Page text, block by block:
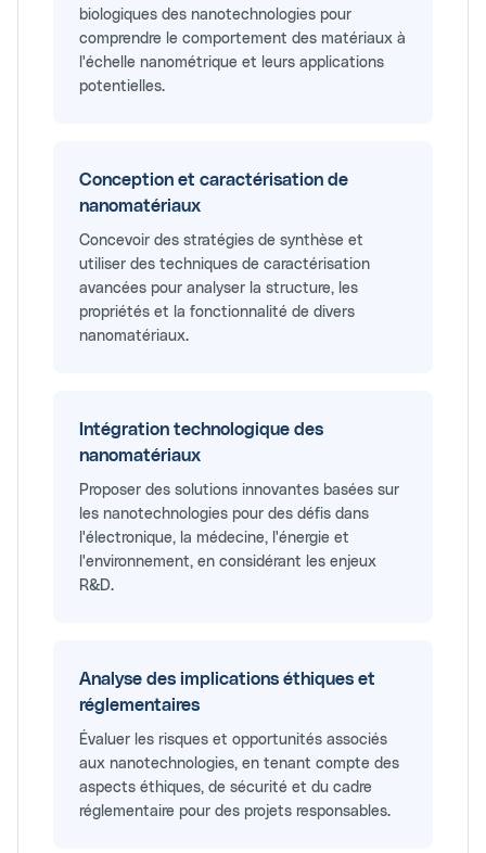
biologiques des nanotechnologies pour
comprendre le comportement des matériaux à
l'échelle nanométrique et leurs applications
potentielles.
Conception et caractérisation de
nanomatériaux
Concevoir des stratégies de synthèse et
utiliser des techniques de caractérisation
avancées pour analyser la structure, les
propriétés et la fonctionnalité de divers
nanomatériaux.
Intégration technologique des
nanomatériaux
Proposer des solutions innovantes basées sur
les nanotechnologies pour des défis dans
l'électronique, la médecine, l'énergie et
l'environnement, en considérant les enjeux
R&D.
Analyse des implications éthiques et
réglementaires
Évaluer les risques et opportunités associés
aux nanotechnologies, en tenant compte des
aspects éthiques, de sécurité et du cadre
réglementaire pour des projets responsables.